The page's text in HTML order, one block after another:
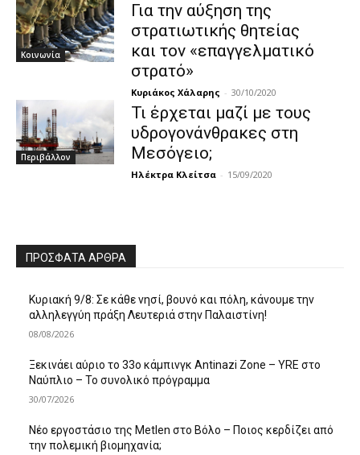
Κοινωνία
Για την αύξηση της
στρατιωτικής θητείας
και τον «επαγγελματικό
στρατό»
Κυριάκος Χάλαρης - 30/10/2020
Περιβάλλον
Τι έρχεται μαζί με τους
υδρογονάνθρακες στη
Μεσόγειο;
Ηλέκτρα Κλείτσα - 15/09/2020
ΠΡΌΣΦΑΤΑ ΆΡΘΡΑ
Κυριακή 9/8: Σε κάθε νησί, βουνό και πόλη, κάνουμε την
αλληλεγγύη πράξη Λευτεριά στην Παλαιστίνη!
08/08/2026
Ξεκινάει αύριο το 33ο κάμπινγκ Antinazi Zone – YRE στο
Ναύπλιο – Το συνολικό πρόγραμμα
30/07/2026
Νέο εργοστάσιο της Metlen στο Βόλο – Ποιος κερδίζει από
την πολεμική βιομηχανία;